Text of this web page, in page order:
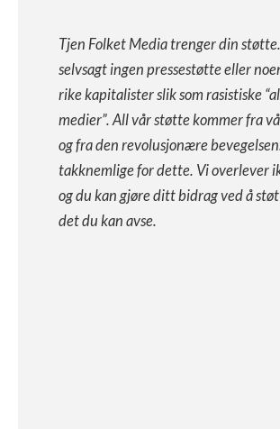
Tjen Folket Media trenger din
selvsagt ingen pressestøtte eller
rike kapitalister slik som rasistiske
medier”. All vår støtte kommer fra
og fra den revolusjonære
takknemlige for dette. Vi overlever
og du kan gjøre ditt bidrag ved å
det du kan avse.